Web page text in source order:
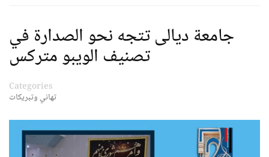
جامعة ديالى تتجه نحو الصدارة في
تصنيف الويبو متركس
Categories
تهاني وتبريكات